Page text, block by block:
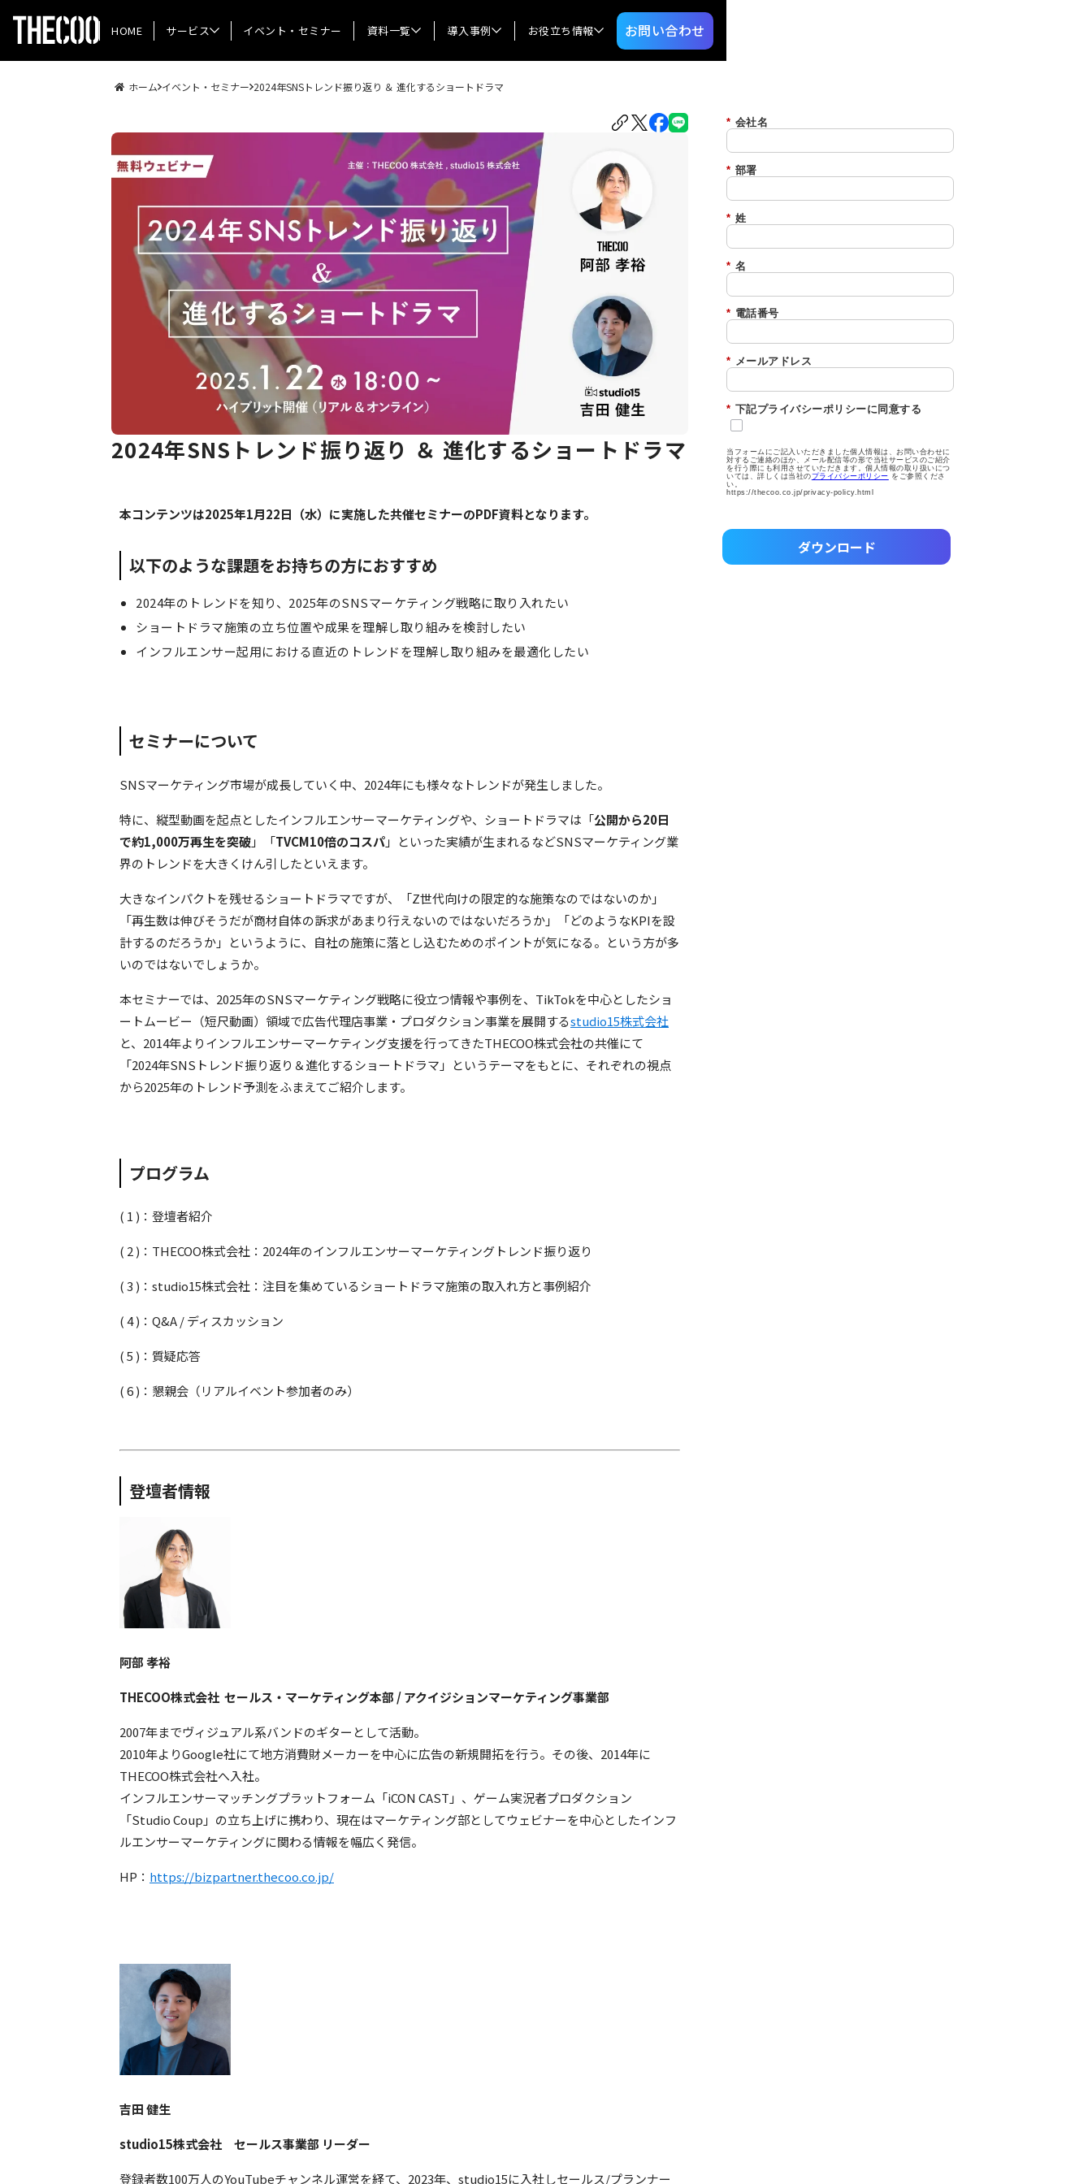
HOME サービス イベント・セミナー 資料一覧 導入事例 お役立ち情報 お問い合わせ
ホーム イベント・セミナー 2024年SNSトレンド振り返り ＆ 進化するショートドラマ
2024年SNSトレンド振り返り ＆ 進化するショートドラマ
本コンテンツは2025年1月22日（水）に実施した共催セミナーのPDF資料となります。
以下のような課題をお持ちの方におすすめ
2024年のトレンドを知り、2025年のSNSマーケティング戦略に取り入れたい
ショートドラマ施策の立ち位置や成果を理解し取り組みを検討したい
インフルエンサー起用における直近のトレンドを理解し取り組みを最適化したい
セミナーについて
SNSマーケティング市場が成長していく中、2024年にも様々なトレンドが発生しました。
特に、縦型動画を起点としたインフルエンサーマーケティングや、ショートドラマは「公開から20日
で約1,000万再生を突破」「TVCM10倍のコスパ」といった実績が生まれるなどSNSマーケティング業
界のトレンドを大きくけん引したといえます。
大きなインパクトを残せるショートドラマですが、「Z世代向けの限定的な施策なのではないのか」
「再生数は伸びそうだが商材自体の訴求があまり行えないのではないだろうか」「どのようなKPIを設
計するのだろうか」というように、自社の施策に落とし込むためのポイントが気になる。という方が多
いのではないでしょうか。
本セミナーでは、2025年のSNSマーケティング戦略に役立つ情報や事例を、TikTokを中心としたショ
ートムービー（短尺動画）領域で広告代理店事業・プロダクション事業を展開するstudio15株式会社
と、2014年よりインフルエンサーマーケティング支援を行ってきたTHECOO株式会社の共催にて
「2024年SNSトレンド振り返り＆進化するショートドラマ」というテーマをもとに、それぞれの視点
から2025年のトレンド予測をふまえてご紹介します。
プログラム
( 1 )：登壇者紹介
( 2 )：THECOO株式会社：2024年のインフルエンサーマーケティングトレンド振り返り
( 3 )：studio15株式会社：注目を集めているショートドラマ施策の取入れ方と事例紹介
( 4 )：Q&A / ディスカッション
( 5 )：質疑応答
( 6 )：懇親会（リアルイベント参加者のみ）
登壇者情報
阿部 孝裕
THECOO株式会社 セールス・マーケティング本部 / アクイジションマーケティング事業部
2007年までヴィジュアル系バンドのギターとして活動。
2010年よりGoogle社にて地方消費財メーカーを中心に広告の新規開拓を行う。その後、2014年に
THECOO株式会社へ入社。
インフルエンサーマッチングプラットフォーム「iCON CAST」、ゲーム実況者プロダクション
「Studio Coup」の立ち上げに携わり、現在はマーケティング部としてウェビナーを中心としたインフ
ルエンサーマーケティングに関わる情報を幅広く発信。
HP： https://bizpartner.thecoo.co.jp/
吉田 健生
studio15株式会社 セールス事業部 リーダー
登録者数100万人のYouTubeチャンネル運営を経て、2023年、studio15に入社しセールス/プランナー
* 会社名
* 部署
* 姓
* 名
* 電話番号
* メールアドレス
* 下記プライバシーポリシーに同意する
当フォームにご記入いただきました個人情報は、お問い合わせに
対するご連絡のほか、メール配信等の形で当社サービスのご紹介
を行う際にも利用させていただきます。個人情報の取り扱いにつ
いては、詳しくは当社のプライバシーポリシー をご参照くださ
い。
https://thecoo.co.jp/privacy-policy.html
ダウンロード